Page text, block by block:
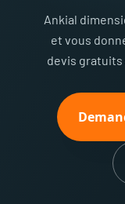
Ankial
et vous
devis gratuits